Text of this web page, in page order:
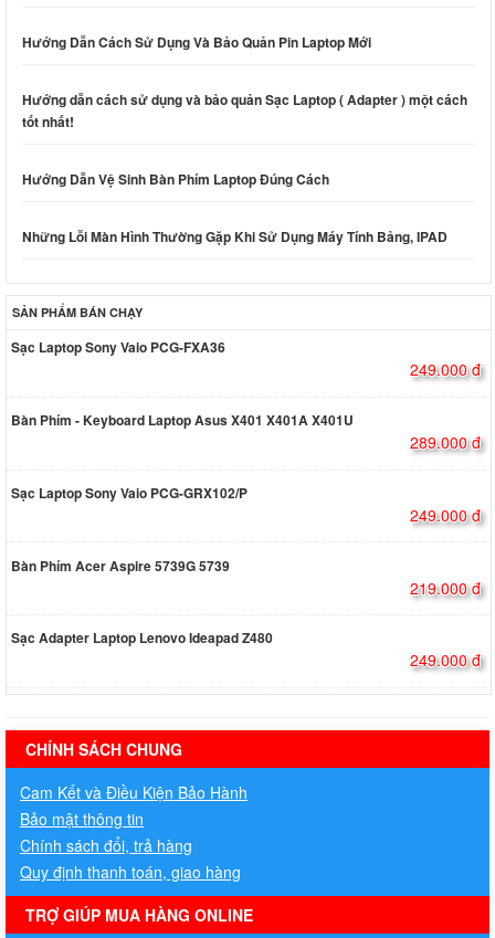
Hướng Dẫn Cách Sử Dụng Và Bảo Quản Pin Laptop Mới
Hướng dẫn cách sử dụng và bảo quản Sạc Laptop ( Adapter ) một cách
tốt nhất!
Hướng Dẫn Vệ Sinh Bàn Phím Laptop Đúng Cách
Những Lỗi Màn Hình Thường Gặp Khi Sử Dụng Máy Tính Bảng, IPAD
SẢN PHẨM BÁN CHẠY
Sạc Laptop Sony Vaio PCG-FXA36
249.000 đ
Bàn Phím - Keyboard Laptop Asus X401 X401A X401U
289.000 đ
Sạc Laptop Sony Vaio PCG-GRX102/P
249.000 đ
Bàn Phím Acer Aspire 5739G 5739
219.000 đ
Sạc Adapter Laptop Lenovo Ideapad Z480
249.000 đ
hermes handbags outlet online
CHÍNH SÁCH CHUNG
Cam Kết và Điều Kiện Bảo Hành
Bảo mật thông tin
Chính sách đổi, trả hàng
Quy định thanh toán, giao hàng
TRỢ GIÚP MUA HÀNG ONLINE